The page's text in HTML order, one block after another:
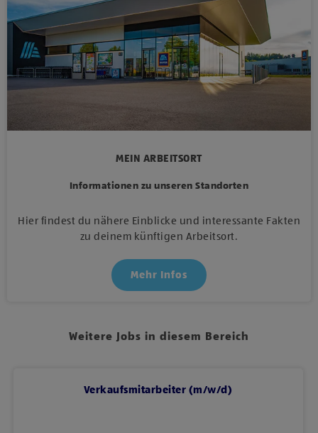
MEIN ARBEITSORT
Informationen zu unseren Standorten
Hier findest du nähere Einblicke und interessante Fakten
zu deinem künftigen Arbeitsort.
Mehr Infos
Weitere Jobs in diesem Bereich
Verkaufsmitarbeiter (m/w/d)